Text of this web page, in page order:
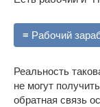
≡ Рабочий
Реальность
не могут
обратная связь